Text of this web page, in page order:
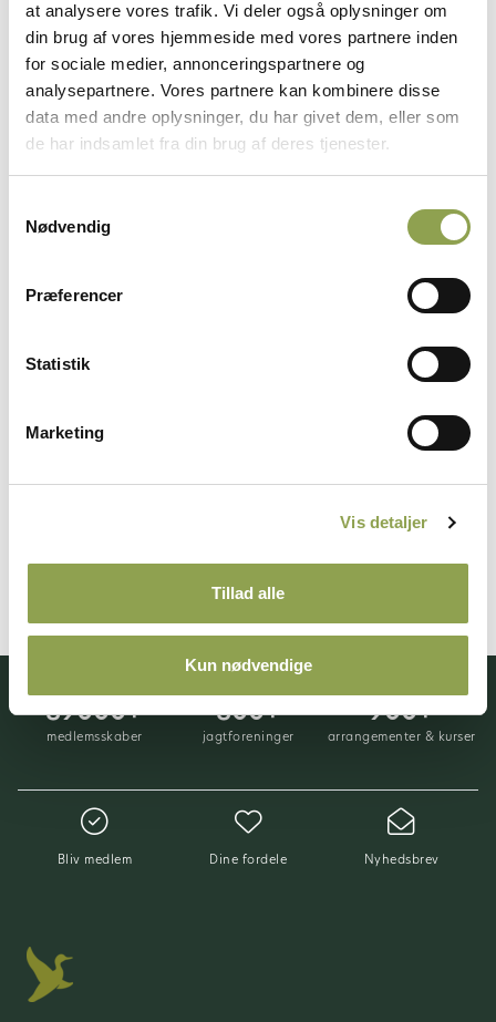
at analysere vores trafik. Vi deler også oplysninger om
din brug af vores hjemmeside med vores partnere inden
for sociale medier, annonceringspartnere og
analysepartnere. Vores partnere kan kombinere disse
data med andre oplysninger, du har givet dem, eller som
de har indsamlet fra din brug af deres tjenester.
Nødvendig
Præferencer
Statistik
Marketing
Vis detaljer
Tillad alle
Kun nødvendige
Ophavsret
Kopiering
Citering af DJ's artikler
Bliv medlem Dine fordele Nyhedsbrev
89000+
medlemsskaber
800+
jagtforeninger
900+
arrangementer & kurser